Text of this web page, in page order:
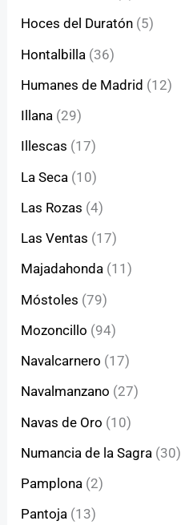
Hoces del Duratón (5)
Hontalbilla (36)
Humanes de Madrid (12)
Illana (29)
Illescas (17)
La Seca (10)
Las Rozas (4)
Las Ventas (17)
Majadahonda (11)
Móstoles (79)
Mozoncillo (94)
Navalcarnero (17)
Navalmanzano (27)
Navas de Oro (10)
Numancia de la Sagra (30)
Pamplona (2)
Pantoja (13)